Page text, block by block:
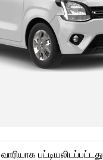
வாரியாக பட்டியலிடப்பட்டது